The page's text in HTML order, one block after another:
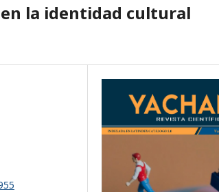
la identidad cultural